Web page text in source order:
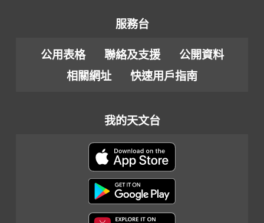
服務台
公用表格 聯絡及支援
公開資料
相關網址
快速用戶指南
我的天文台